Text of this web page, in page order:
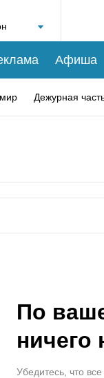
Афиша
Дежурная
По
ничего
Убедитесь, что